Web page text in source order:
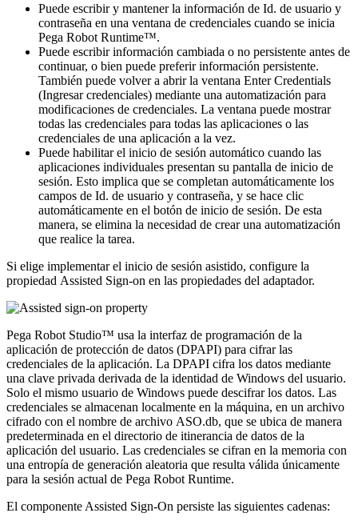
Puede escribir y mantener la información de Id. de usuario y
contraseña en una ventana de credenciales cuando se inicia
Pega Robot Runtime™.
Puede escribir información cambiada o no persistente antes de
continuar, o bien puede preferir información persistente.
También puede volver a abrir la ventana Enter Credentials
(Ingresar credenciales) mediante una automatización para
modificaciones de credenciales. La ventana puede mostrar
todas las credenciales para todas las aplicaciones o las
credenciales de una aplicación a la vez.
Puede habilitar el inicio de sesión automático cuando las
aplicaciones individuales presentan su pantalla de inicio de
sesión. Esto implica que se completan automáticamente los
campos de Id. de usuario y contraseña, y se hace clic
automáticamente en el botón de inicio de sesión. De esta
manera, se elimina la necesidad de crear una automatización
que realice la tarea.
Si elige implementar el inicio de sesión asistido, configure la
propiedad Assisted Sign-on en las propiedades del adaptador.
Pega Robot Studio™ usa la interfaz de programación de la
aplicación de protección de datos (DPAPI) para cifrar las
credenciales de la aplicación. La DPAPI cifra los datos mediante
una clave privada derivada de la identidad de Windows del usuario.
Solo el mismo usuario de Windows puede descifrar los datos. Las
credenciales se almacenan localmente en la máquina, en un archivo
cifrado con el nombre de archivo ASO.db, que se ubica de manera
predeterminada en el directorio de itinerancia de datos de la
aplicación del usuario. Las credenciales se cifran en la memoria con
una entropía de generación aleatoria que resulta válida únicamente
para la sesión actual de Pega Robot Runtime.
El componente Assisted Sign-On persiste las siguientes cadenas: